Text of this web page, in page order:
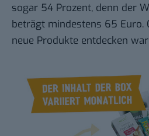
sogar 54 Prozent, denn der
beträgt mindestens 65 Euro.
neue Produkte entdecken